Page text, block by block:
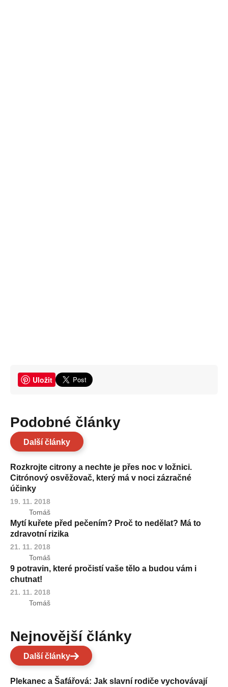
Uložit
Podobné články
Další články
Rozkrojte citrony a nechte je přes noc v ložnici.
Citrónový osvěžovač, který má v noci zázračné
účinky
19. 11. 2018
Tomáš
Mytí kuřete před pečením? Proč to nedělat? Má to
zdravotní rizika
21. 11. 2018
Tomáš
9 potravin, které pročistí vaše tělo a budou vám i
chutnat!
21. 11. 2018
Tomáš
Nejnovější články
Další články
Plekanec a Šafářová: Jak slavní rodiče vychovávají